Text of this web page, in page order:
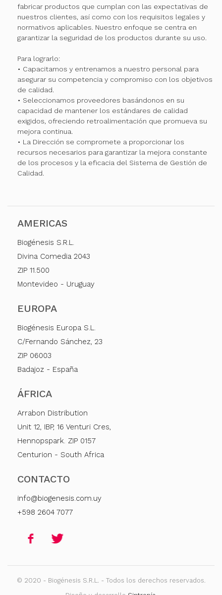
fabricar productos que cumplan con las expectativas de
nuestros clientes, así como con los requisitos legales y
normativos aplicables. Nuestro enfoque se centra en
garantizar la seguridad de los productos durante su uso.
Para lograrlo:
• Capacitamos y entrenamos a nuestro personal para
asegurar su competencia y compromiso con los objetivos
de calidad.
• Seleccionamos proveedores basándonos en su
capacidad de mantener los estándares de calidad
exigidos, ofreciendo retroalimentación que promueva su
mejora continua.
• La Dirección se compromete a proporcionar los
recursos necesarios para garantizar la mejora constante
de los procesos y la eficacia del Sistema de Gestión de
Calidad.
AMERICAS
Biogénesis S.R.L.
Divina Comedia 2043
ZIP 11.500
Montevideo - Uruguay
EUROPA
Biogénesis Europa S.L.
C/Fernando Sánchez, 23
ZIP 06003
Badajoz - España
ÁFRICA
Arrabon Distribution
Unit 12, IBP, 16 Venturi Cres,
Hennopspark. ZIP 0157
Centurion - South Africa
CONTACTO
info@biogenesis.com.uy
+598 2604 7077
© 2020 - Biogénesis S.R.L. - Todos los derechos reservados.